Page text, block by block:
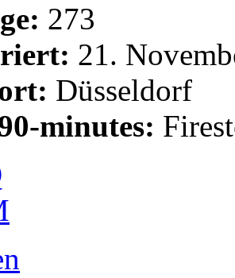
273
21.
Düsseldorf
minutes: